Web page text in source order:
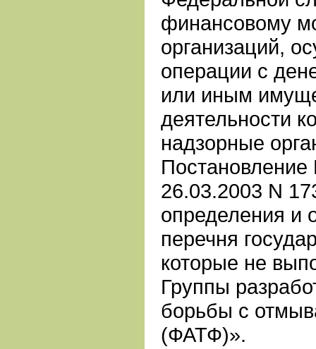
финансовому
организаций,
операции с
или иным
деятельности
надзорные
Постановление
26.03.2003 N
определения и
перечня
которые не
Группы
борьбы с
(ФАТФ)».